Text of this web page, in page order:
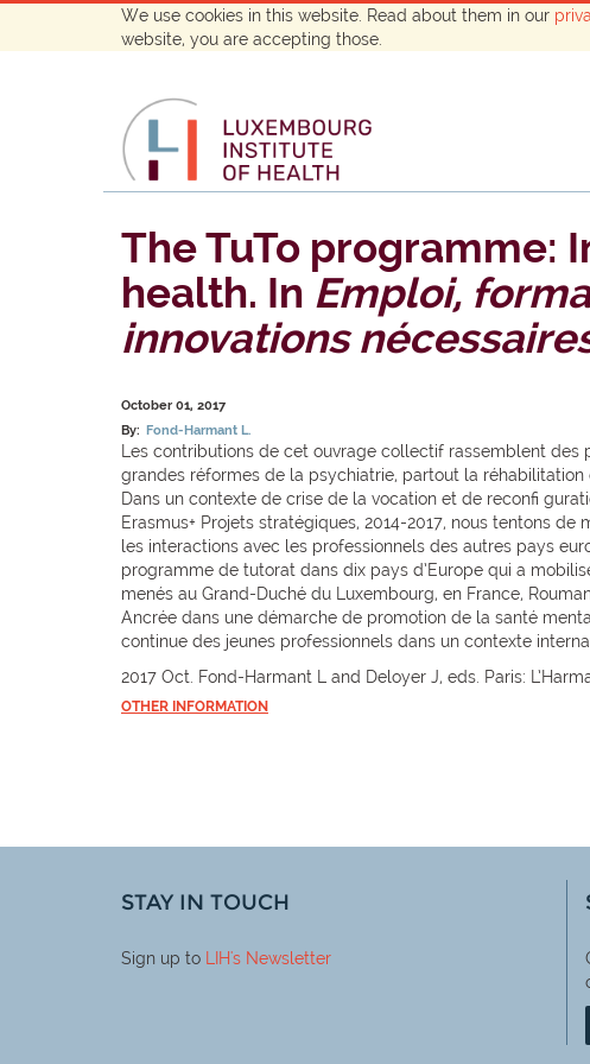
We use cookies in this website. Read about them in our
website, you are accepting those.
The TuTo programme:
health. In Emploi,
innovations
October 01, 2017
By: Fond-Harmant L.
Les contributions de cet ouvrage collectif rassemblent des
grandes réformes de la psychiatrie, partout la
Dans un contexte de crise de la vocation et de reconfi
Erasmus+ Projets stratégiques, 2014-2017, nous tentons
les interactions avec les professionnels des autres pays
programme de tutorat dans dix pays d’Europe qui a
menés au Grand-Duché du Luxembourg, en France,
Ancrée dans une démarche de promotion de la santé
continue des jeunes professionnels dans un contexte
2017 Oct. Fond-Harmant L and Deloyer J, eds. Paris:
OTHER INFORMATION
STAY IN TOUCH
Sign up to LIH's Newsletter